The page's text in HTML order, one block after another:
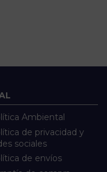
Ambiental
de privacidad y
sociales
de envíos